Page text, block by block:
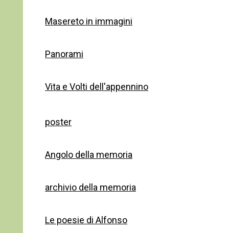
Masereto in immagini
Panorami
Vita e Volti dell'appennino
poster
Angolo della memoria
archivio della memoria
Le poesie di Alfonso